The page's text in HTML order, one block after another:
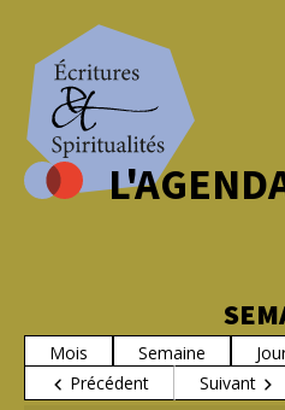
Mois Semaine
Précédent
Suivant